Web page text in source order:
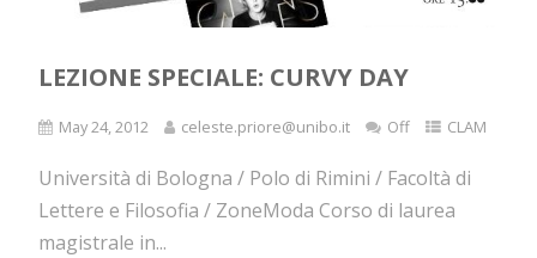
LEZIONE SPECIALE: CURVY DAY
May 24, 2012 celeste.priore@unibo.it Off CLAM
Università di Bologna / Polo di Rimini / Facoltà di
Lettere e Filosofia / ZoneModa Corso di laurea
magistrale in...